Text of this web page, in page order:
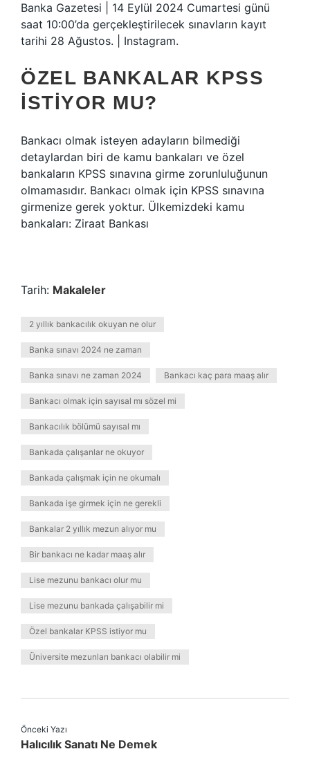
Banka Gazetesi | 14 Eylül 2024 Cumartesi günü
saat 10:00’da gerçekleştirilecek sınavların kayıt
tarihi 28 Ağustos. | Instagram.
ÖZEL BANKALAR KPSS
ISTIYOR MU?
Bankacı olmak isteyen adayların bilmediği
detaylardan biri de kamu bankaları ve özel
bankaların KPSS sınavına girme zorunluluğunun
olmamasıdır. Bankacı olmak için KPSS sınavına
girmenize gerek yoktur. Ülkemizdeki kamu
bankaları: Ziraat Bankası
Tarih: Makaleler
2 yıllık bankacılık okuyan ne olur
Banka sınavı 2024 ne zaman
Banka sınavı ne zaman 2024 Bankacı kaç para maaş alır
Bankacı olmak için sayısal mı sözel mi
Bankacılık bölümü sayısal mı
Bankada çalışanlar ne okuyor
Bankada çalışmak için ne okumalı
Bankada işe girmek için ne gerekli
Bankalar 2 yıllık mezun alıyor mu
Bir bankacı ne kadar maaş alır
Lise mezunu bankacı olur mu
Lise mezunu bankada çalışabilir mi
Özel bankalar KPSS istiyor mu
Üniversite mezunları bankacı olabilir mi
Önceki Yazı
Halıcılık Sanatı Ne Demek